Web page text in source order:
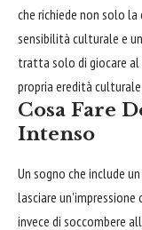
che richiede non solo
sensibilità culturale e
tratta solo di giocare
propria eredità
Cosa Fare
Intenso
Un sogno che include
lasciare
invece di soccombere